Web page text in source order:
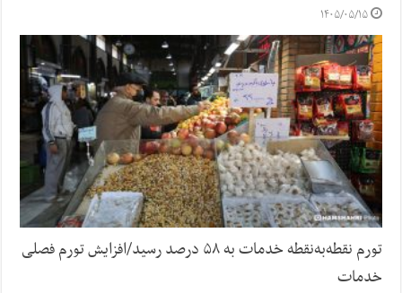
۱۴۰۵/۰۵/۱۵
تورم نقطه‌به‌نقطه خدمات به ۵۸ درصد رسید/افزایش تورم فصلی
خدمات